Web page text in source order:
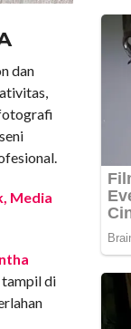
dan
Media
di